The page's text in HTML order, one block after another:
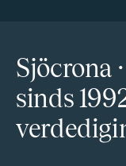
Sjöcrona
sinds